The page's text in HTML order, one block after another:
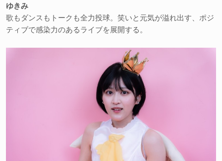
ゆきみ
歌もダンスもトークも全力投球。笑いと元気が溢れ出す、ポジ
ティブで感染力のあるライブを展開する。